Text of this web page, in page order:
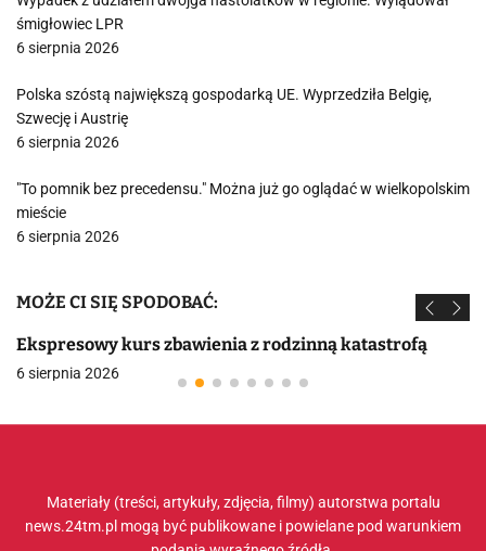
śmigłowiec LPR
6 sierpnia 2026
Polska szóstą największą gospodarką UE. Wyprzedziła Belgię,
Szwecję i Austrię
6 sierpnia 2026
"To pomnik bez precedensu." Można już go oglądać w wielkopolskim
mieście
6 sierpnia 2026
MOŻE CI SIĘ SPODOBAĆ:
Ekspresowy kurs zbawienia z rodzinną katastrofą
6 sierpnia 2026
Materiały (treści, artykuły, zdjęcia, filmy) autorstwa portalu
news.24tm.pl mogą być publikowane i powielane pod warunkiem